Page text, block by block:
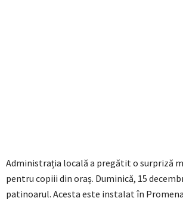
Administrația locală a pregătit o surpriză
pentru copiii din oraș. Duminică, 15
patinoarul. Acesta este instalat în